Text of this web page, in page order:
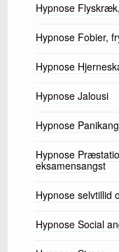
Hypnose
Hypnose Fobier,
Hypnose
Hypnose Jalousi
Hypnose
Hypnose
eksamensangst
Hypnose selvtillid
Hypnose Social